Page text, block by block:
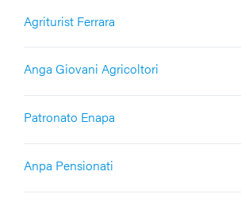
Agriturist Ferrara
Anga Giovani Agricoltori
Patronato Enapa
Anpa Pensionati